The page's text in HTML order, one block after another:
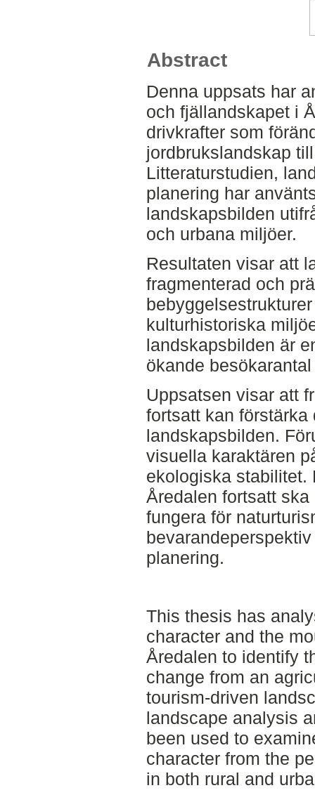
Abstract
Denna uppsats har
och fjällandskapet i
drivkrafter som
jordbrukslandskap
Litteraturstudien,
planering har
landskapsbilden
och urbana miljöer.
Resultaten visar att
fragmenterad och
kulturhistoriska
landskapsbilden är
ökande
Uppsatsen visar att
fortsatt kan förstärka
landskapsbilden.
visuella karaktären
ekologiska stabilitet.
Åredalen fortsatt
fungera för
planering.
This thesis has
character and the
Åredalen to identify
change from an
tourism-driven
landscape analysis
been used to
character from the
in both rural and